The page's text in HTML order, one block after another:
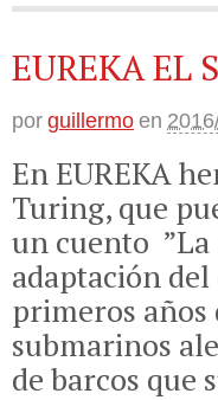
EUREKA EL
por guillermo en
En EUREKA
Turing, que
un cuento ”La
adaptación
primeros años
submarinos
de barcos